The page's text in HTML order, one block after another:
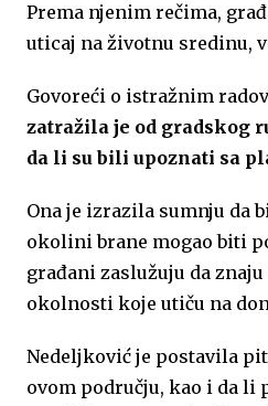
Prema njenim rečima,
uticaj na životnu sredinu,
Govoreći o istražnim
zatražila je od gradskog
da li su bili upoznati sa
Ona je izrazila sumnju da
okolini brane mogao biti
građani zaslužuju da
okolnosti koje utiču na
Nedeljković je postavila
ovom području, kao i da